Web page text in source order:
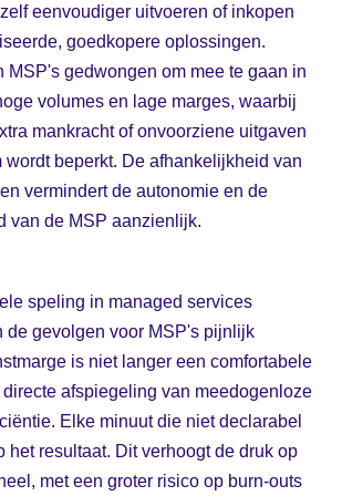
eenvoudiger uitvoeren of inkopen
goedkopere oplossingen.
MSP's gedwongen om mee te gaan in
volumes en lage marges, waarbij
mankracht of onvoorziene uitgaven
wordt beperkt. De afhankelijkheid van
vermindert de autonomie en de
van de MSP aanzienlijk.
speling in managed services
de gevolgen voor MSP's pijnlijk
is niet langer een comfortabele
directe afspiegeling van meedogenloze
Elke minuut die niet declarabel
het resultaat. Dit verhoogt de druk op
met een groter risico op burn-outs